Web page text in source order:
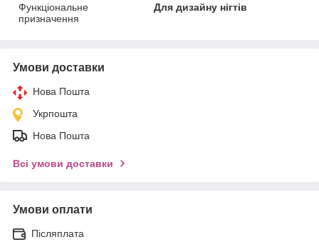
Функціональне
призначення
Для дизайну нігтів
Умови доставки
Нова Пошта
Укрпошта
Нова Пошта
Всі умови доставки
Умови оплати
Післяплата